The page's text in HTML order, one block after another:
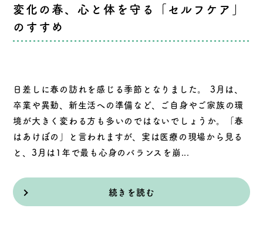
変化の春、心と体を守る「セルフケア」
のすすめ
日差しに春の訪れを感じる季節となりました。 3月は、
卒業や異動、新生活への準備など、ご自身やご家族の環
境が大きく変わる方も多いのではないでしょうか。「春
はあけぼの」と言われますが、実は医療の現場から見る
と、3月は1年で最も心身のバランスを崩...
続きを読む